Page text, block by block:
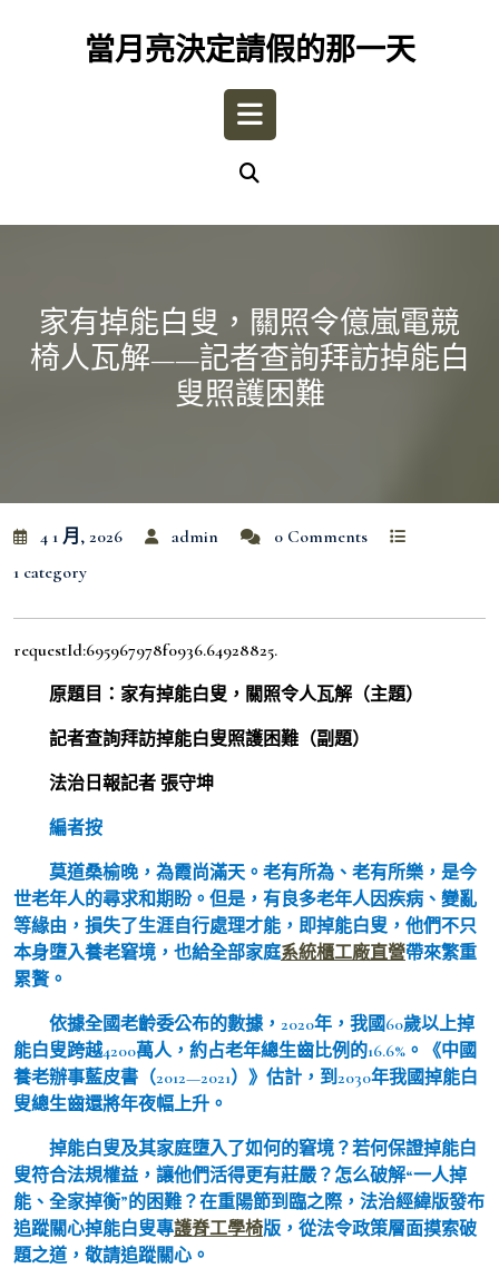
當月亮決定請假的那一天
Open
家有掉能白叟，關照令億嵐電競
椅人瓦解——記者查詢拜訪掉能白
叟照護困難
4 1 月, 2026 admin
0 Comments
1 category
requestId:695967978f0936.64928825.
原題目：家有掉能白叟，關照令人瓦解（主題）
記者查詢拜訪掉能白叟照護困難（副題）
法治日報記者 張守坤
編者按
莫道桑榆晚，為霞尚滿天。老有所為、老有所樂，是今
世老年人的尋求和期盼。但是，有良多老年人因疾病、變亂
等緣由，損失了生涯自行處理才能，即掉能白叟，他們不只
本身墮入養老窘境，也給全部家庭系統櫃工廠直營帶來繁重
累贅。
依據全國老齡委公布的數據，2020年，我國60歲以上掉
能白叟跨越4200萬人，約占老年總生齒比例的16.6%。《中國
養老辦事藍皮書（2012—2021）》估計，到2030年我國掉能白
叟總生齒還將年夜幅上升。
掉能白叟及其家庭墮入了如何的窘境？若何保證掉能白
叟符合法規權益，讓他們活得更有莊嚴？怎么破解“一人掉
能、全家掉衡”的困難？在重陽節到臨之際，法治經緯版發布
追蹤關心掉能白叟專護脊工學椅版，從法令政策層面摸索破
題之道，敬請追蹤關心。